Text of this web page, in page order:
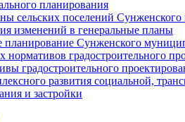
планирования
сельских поселений
изменений в генеральные планы
планирование Сунженского
градостроительного
градостроительного
развития социальной,
и застройки